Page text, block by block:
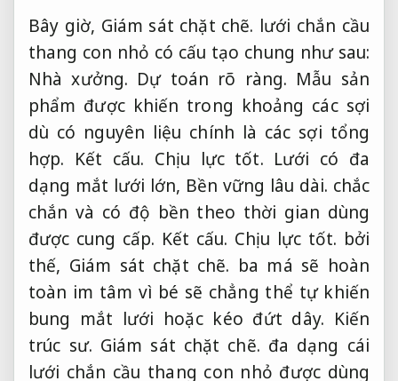
Bây giờ, Giám sát chặt chẽ. lưới chắn cầu
thang con nhỏ có cấu tạo chung như sau:
Nhà xưởng. Dự toán rõ ràng. Mẫu sản
phẩm được khiến trong khoảng các sợi
dù có nguyên liệu chính là các sợi tổng
hợp. Kết cấu. Chịu lực tốt. Lưới có đa
dạng mắt lưới lớn, Bền vững lâu dài. chắc
chắn và có độ bền theo thời gian dùng
được cung cấp. Kết cấu. Chịu lực tốt. bởi
thế, Giám sát chặt chẽ. ba má sẽ hoàn
toàn im tâm vì bé sẽ chẳng thể tự khiến
bung mắt lưới hoặc kéo đứt dây. Kiến
trúc sư. Giám sát chặt chẽ. đa dạng cái
lưới chắn cầu thang con nhỏ được dùng